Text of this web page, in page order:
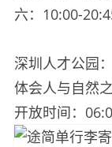
六：10:00-
深圳人才公园：
体会人与自然
开放时间：